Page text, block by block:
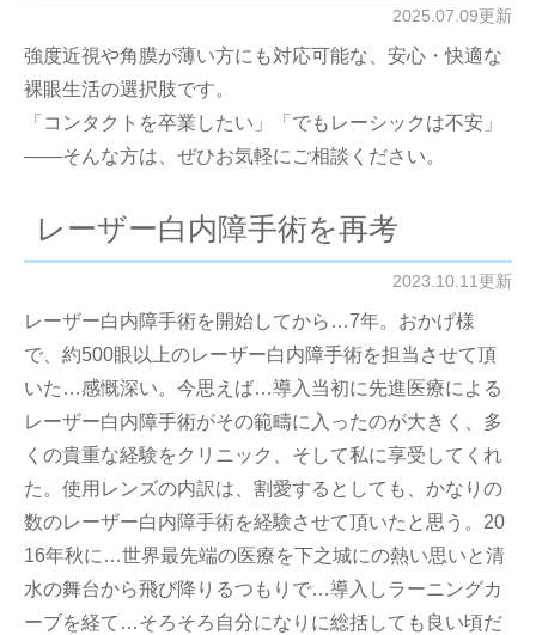
2025.07.09更新
強度近視や角膜が薄い方にも対応可能な、安心・快適な
裸眼生活の選択肢です。
「コンタクトを卒業したい」「でもレーシックは不安」
――そんな方は、ぜひお気軽にご相談ください。
レーザー白内障手術を再考
2023.10.11更新
レーザー白内障手術を開始してから…7年。おかげ様
で、約500眼以上のレーザー白内障手術を担当させて頂
いた…感慨深い。今思えば…導入当初に先進医療による
レーザー白内障手術がその範疇に入ったのが大きく、多
くの貴重な経験をクリニック、そして私に享受してくれ
た。使用レンズの内訳は、割愛するとしても、かなりの
数のレーザー白内障手術を経験させて頂いたと思う。20
16年秋に…世界最先端の医療を下之城にの熱い思いと清
水の舞台から飛び降りるつもりで…導入しラーニングカ
ーブを経て…そろそろ自分になりに総括しても良い頃だ